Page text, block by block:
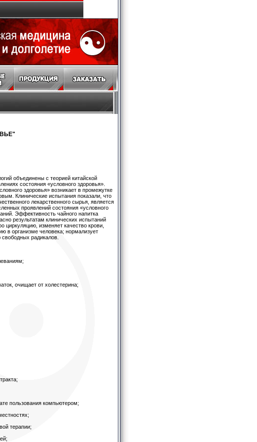
объединены с теорией китайской
состояния «условного здоровья».
здоровья» возникает в промежутке
Клинические испытания показали, что
лекарственного сырья, является
проявлений состояния «условного
Эффективность чайного напитка
результатам клинических испытаний
циркуляцию, изменяет качество крови,
в организме человека; нормализует
радикалов.
очищает от холестерина;
пользования компьютером;
терапии;